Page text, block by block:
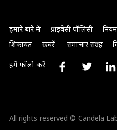
हमारे बारे में प्राइवेसी पॉलिसी नियम
शिकायत
खबरें समाचार संग्रह
हमें फॉलो करें
All rights reserved © Candela